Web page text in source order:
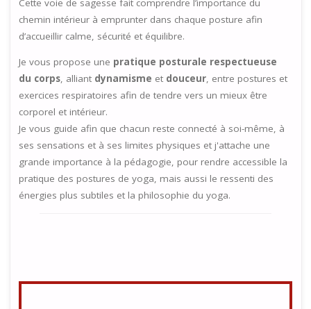
chemin intérieur à emprunter dans chaque posture afin
d’accueillir calme, sécurité et équilibre.
Je vous propose une pratique posturale respectueuse
du corps, alliant dynamisme et douceur, entre postures et
exercices respiratoires afin de tendre vers un mieux être
corporel et intérieur.
Je vous guide afin que chacun reste connecté à soi-même, à
ses sensations et à ses limites physiques et j'attache une
grande importance à la pédagogie, pour rendre accessible la
pratique des postures de yoga, mais aussi le ressenti des
énergies plus subtiles et la philosophie du yoga.